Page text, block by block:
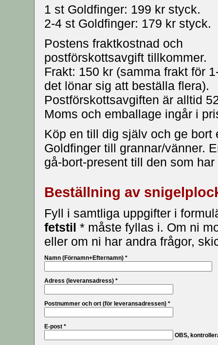
1 st Goldfinger: 199 kr styck.
2-4 st Goldfinger: 179 kr styck.
Postens fraktkostnad och
postförskottsavgift tillkommer.
Frakt: 150 kr (samma frakt för
det lönar sig att beställa flera).
Postförskottsavgiften är alltid
Moms och emballage ingår i
Köp en till dig själv och ge bort
Goldfinger till grannar/vänner.
gå-bort-present till den som har
Beställning av
Fyll i samtliga uppgifter i
fetstil * måste fyllas i. Om ni
eller om ni har andra frågor,
Namn (Förnamn+Efternamn) *
Adress (leveransadress) *
Postnummer och ort (för leveransadressen) *
E-post *
OBS,